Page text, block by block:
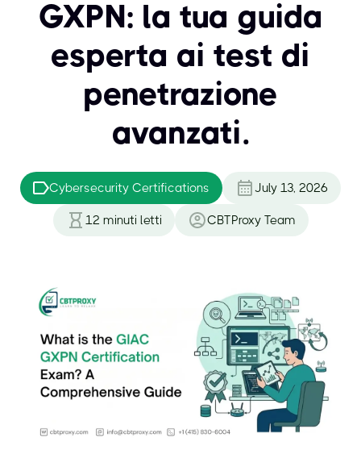
GXPN: la tua guida
esperta ai test di
penetrazione
avanzati.
Cybersecurity Certifications July 13, 2026
12 minuti letti CBTProxy Team